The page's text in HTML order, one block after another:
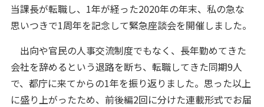
当課長が転職し、1年が経った2020年の年末、私の急な
思いつきで1周年を記念して緊急座談会を開催しました。
出向や官民の人事交流制度でもなく、長年勤めてきた
会社を辞めるという退路を断ち、転職してきた同期9人
で、都庁に来てからの1年を振り返りました。思った以上
に盛り上がったため、前後編2回に分けた連載形式でお届